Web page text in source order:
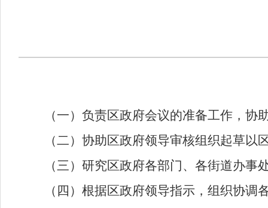
（一）负责区政府会议的准备工作，
（二）协助区政府领导审核组织起草
（三）研究区政府各部门、各街道办
（四）根据区政府领导指示，组织协